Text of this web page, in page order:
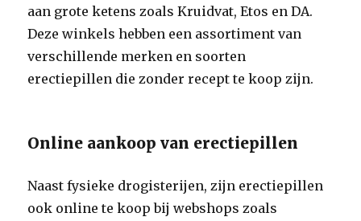
aan grote ketens zoals Kruidvat, Etos en DA.
Deze winkels hebben een assortiment van
verschillende merken en soorten
erectiepillen die zonder recept te koop zijn.
Online aankoop van erectiepillen
Naast fysieke drogisterijen, zijn erectiepillen
ook online te koop bij webshops zoals